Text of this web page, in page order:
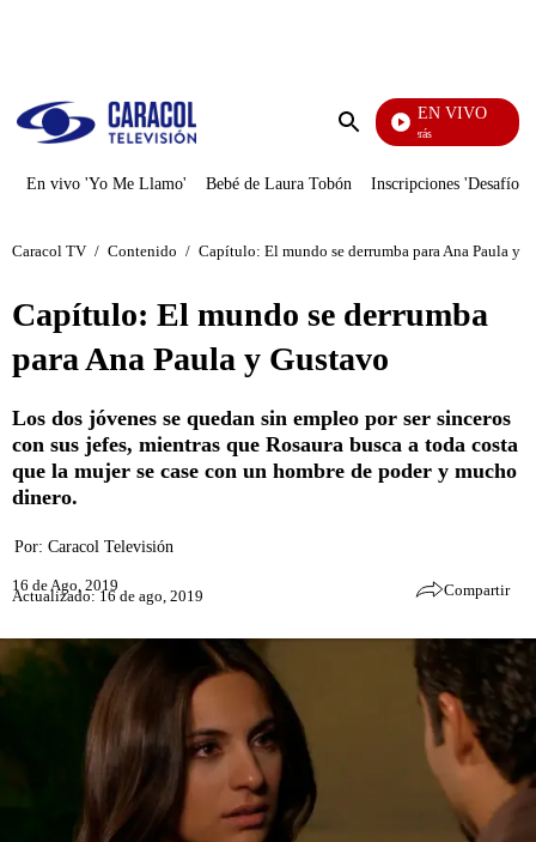
Enviar
EN VIVO
También Caerás
En vivo 'Yo Me Llamo' Bebé de Laura Tobón Inscripciones 'Desafío'
Caracol TV / Contenido / Capítulo: El mundo se derrumba para Ana Paula y
Capítulo: El mundo se derrumba
para Ana Paula y Gustavo
Los dos jóvenes se quedan sin empleo por ser sinceros
con sus jefes, mientras que Rosaura busca a toda costa
que la mujer se case con un hombre de poder y mucho
dinero.
Por: Caracol Televisión
16 de Ago, 2019
Actualizado: 16 de ago, 2019 Compartir